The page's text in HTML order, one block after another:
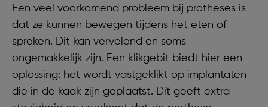
Een veel voorkomend probleem bij protheses is
dat ze kunnen bewegen tijdens het eten of
spreken. Dit kan vervelend en soms
ongemakkelijk zijn. Een klikgebit biedt hier een
oplossing: het wordt vastgeklikt op implantaten
die in de kaak zijn geplaatst. Dit geeft extra